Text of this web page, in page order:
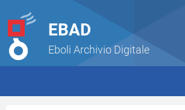
EBAD
Eboli Archivio Digitale